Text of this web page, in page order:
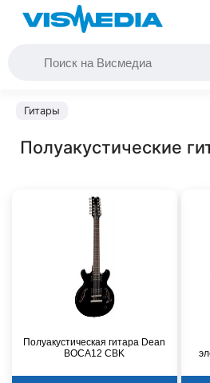
Гитары
Полуакустические
Полуакустическая гитара Dean
BOCA12 CBK